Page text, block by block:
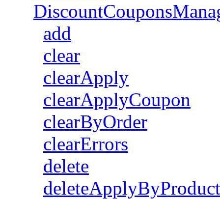
add
clear
clearApply
clearApplyCoupon
clearByOrder
clearErrors
delete
deleteApplyByProduct